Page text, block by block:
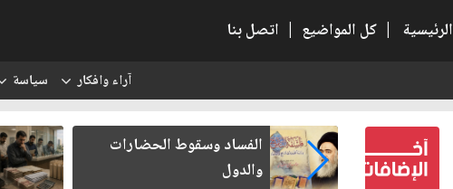
الرئيسية | كل المواضيع | اتصل بنا
آراء وافكار سياسة
كتب لنفسه
الفساد وسقوط الحضارات
والدول